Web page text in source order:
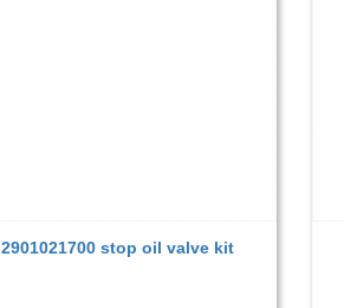
2901021700 stop oil valve kit